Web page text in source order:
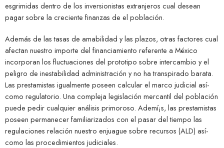
esgrimidas dentro de los inversionistas extranjeros cual desean
pagar sobre la creciente finanzas de el población.
Además de las tasas de amabilidad y las plazos, otras factores cual
afectan nuestro importe del financiamiento referente a México
incorporan los fluctuaciones del prototipo sobre intercambio y el
peligro de inestabilidad administración y no ha transpirado barata.
Las prestamistas igualmente poseen calcular el marco judicial así­
como regulatorio. Una compleja legislación mercantil del población
puede pedir cualquier análisis primoroso. Ademí¡s, las prestamistas
poseen permanecer familiarizados con el pasar del tiempo las
regulaciones relación nuestro enjuague sobre recursos (ALD) así­
como las procedimientos judiciales.